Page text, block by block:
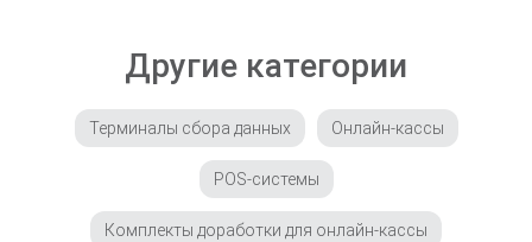
Другие категории
Терминалы сбора данных Онлайн-кассы
POS-системы
Комплекты доработки для онлайн-кассы